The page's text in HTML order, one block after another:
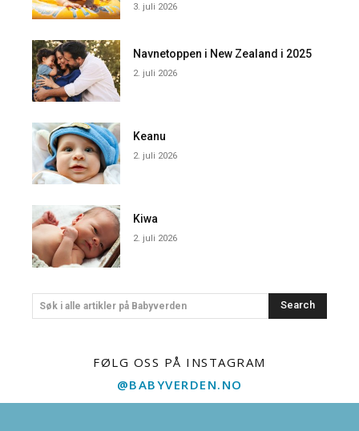
3. juli 2026
Navnetoppen i New Zealand i 2025
2. juli 2026
Keanu
2. juli 2026
Kiwa
2. juli 2026
Søk i alle artikler på Babyverden Search
FØLG OSS PÅ INSTAGRAM
@BABYVERDEN.NO